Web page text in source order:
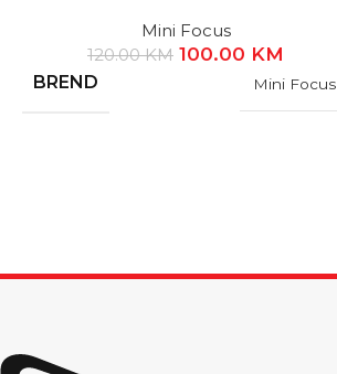
Mini Focus
120.00KM 100.00 KM
BREND Mini Focus